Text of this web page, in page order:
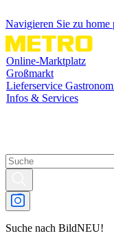
Navigieren Sie zu home
Online-Marktplatz
Großmarkt
Lieferservice
Infos & Services
Suche nach BildNEU!